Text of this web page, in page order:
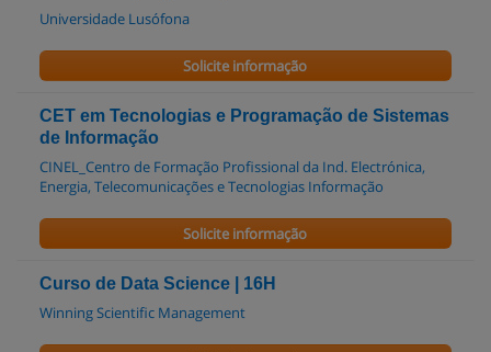
Universidade Lusófona
Solicite informação
CET em Tecnologias e Programação de Sistemas
de Informação
CINEL_Centro de Formação Profissional da Ind. Electrónica,
Energia, Telecomunicações e Tecnologias Informação
Solicite informação
Curso de Data Science | 16H
Winning Scientific Management